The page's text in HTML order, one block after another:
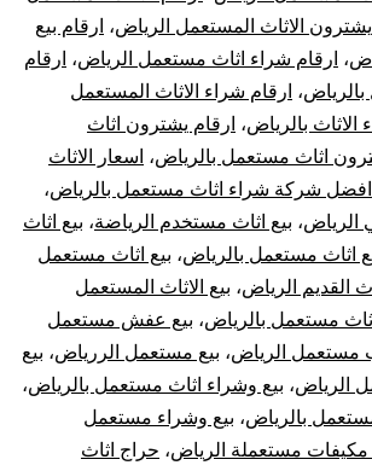
يشترون الاثاث المستعمل الرياض، ارقام بيع
، ارقام شراء اثاث مستعمل الرياض، ارقام
، ارقام شراء الاثاث المستعمل
الاثاث بالرياض، ارقام يشترون اثاث
اثاث مستعمل بالرياض، اسعار الاثاث
افضل شركة شراء اثاث مستعمل بالرياض،
الرياض، بيع اثاث مستخدم الرياضة، بيع اثاث
اثاث مستعمل بالرياض، بيع اثاث مستعمل
القديم الرياض، بيع الاثاث المستعمل
مستعمل بالرياض، بيع عفش مستعمل
مستعمل الرياض، بيع مستعمل الررياض، بيع
الرياض، بيع وشراء اثاث مستعمل بالرياض،
بالرياض، بيع وشراء مستعمل
مكيفات مستعملة الرياض، حراج اثاث